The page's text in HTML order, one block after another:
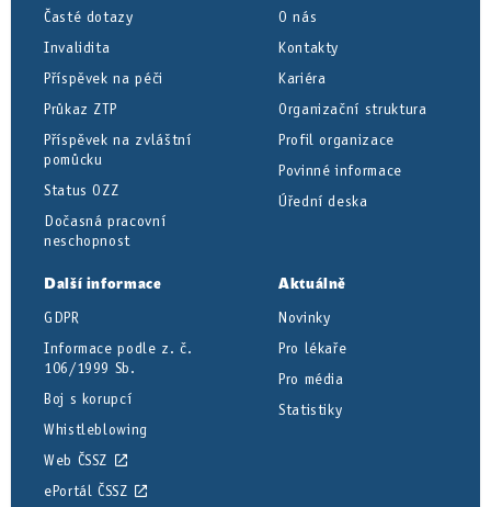
Časté dotazy
Invalidita
Příspěvek na péči
Průkaz ZTP
Příspěvek na zvláštní
pomůcku
Status OZZ
Dočasná pracovní
neschopnost
O nás
Kontakty
Kariéra
Organizační struktura
Profil organizace
Povinné informace
Úřední deska
Další informace
GDPR
Informace podle z. č.
106/1999 Sb.
Boj s korupcí
Whistleblowing
Web ČSSZ
ePortál ČSSZ
Aktuálně
Novinky
Pro lékaře
Pro média
Statistiky